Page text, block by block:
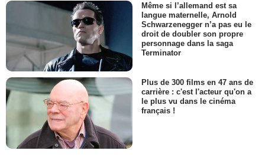
Même si l’allemand est sa
langue maternelle, Arnold
Schwarzenegger n’a pas eu le
droit de doubler son propre
personnage dans la saga
Terminator
Plus de 300 films en 47 ans de
carrière : c'est l'acteur qu'on a
le plus vu dans le cinéma
français !